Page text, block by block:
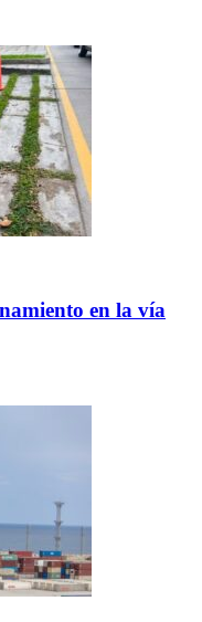
en la vía